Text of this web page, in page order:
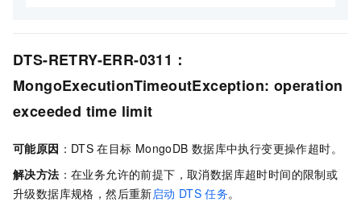
DTS-RETRY-ERR-0311：
MongoExecutionTimeoutException: operation
exceeded time limit
可能原因 ：DTS 在目标 MongoDB 数据库中执行变更操作超时。
解决方法 ：在业务允许的前提下，取消数据库超时时间的限制或
升级数据库规格，然后重新启动 DTS 任务。